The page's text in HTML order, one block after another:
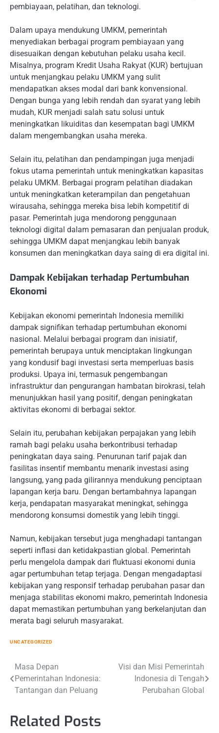
pembiayaan, pelatihan, dan teknologi.
Dalam upaya mendukung UMKM, pemerintah
menyediakan berbagai program pembiayaan yang
disesuaikan dengan kebutuhan pelaku usaha kecil.
Misalnya, program Kredit Usaha Rakyat (KUR) bertujuan
untuk menjangkau pelaku UMKM yang sulit
mendapatkan akses modal dari bank konvensional.
Dengan bunga yang lebih rendah dan syarat yang lebih
mudah, KUR menjadi salah satu solusi untuk
meningkatkan likuiditas dan kesempatan bagi UMKM
dalam mengembangkan usaha mereka.
Selain itu, pelatihan dan pendampingan juga menjadi
fokus utama pemerintah untuk meningkatkan kapasitas
pelaku UMKM. Berbagai program pelatihan diadakan
untuk meningkatkan keterampilan dan pengetahuan
wirausaha, sehingga mereka bisa lebih kompetitif di
pasar. Pemerintah juga mendorong penggunaan
teknologi digital dalam pemasaran dan penjualan produk,
sehingga UMKM dapat menjangkau lebih banyak
konsumen dan meningkatkan daya saing di era digital ini.
Dampak Kebijakan terhadap Pertumbuhan
Ekonomi
Kebijakan ekonomi pemerintah Indonesia memiliki
dampak signifikan terhadap pertumbuhan ekonomi
nasional. Melalui berbagai program dan inisiatif,
pemerintah berupaya untuk menciptakan lingkungan
yang kondusif bagi investasi serta memperluas basis
produksi. Upaya ini, termasuk pengembangan
infrastruktur dan pengurangan hambatan birokrasi, telah
menunjukkan hasil yang positif, dengan peningkatan
aktivitas ekonomi di berbagai sektor.
Selain itu, perubahan kebijakan perpajakan yang lebih
ramah bagi pelaku usaha berkontribusi terhadap
peningkatan daya saing. Penurunan tarif pajak dan
fasilitas insentif membantu menarik investasi asing
langsung, yang pada gilirannya mendukung penciptaan
lapangan kerja baru. Dengan bertambahnya lapangan
kerja, pendapatan masyarakat meningkat, sehingga
mendorong konsumsi domestik yang lebih tinggi.
Namun, kebijakan tersebut juga menghadapi tantangan
seperti inflasi dan ketidakpastian global. Pemerintah
perlu mengelola dampak dari fluktuasi ekonomi dunia
agar pertumbuhan tetap terjaga. Dengan mengadaptasi
kebijakan yang responsif terhadap perubahan pasar dan
menjaga stabilitas ekonomi makro, pemerintah Indonesia
dapat memastikan pertumbuhan yang berkelanjutan dan
merata bagi seluruh masyarakat.
UNCATEGORIZED
Post
navigation
Masa Depan
Pemerintahan Indonesia:
Tantangan dan Peluang
Visi dan Misi Pemerintah
Indonesia di Tengah
Perubahan Global
Related Posts